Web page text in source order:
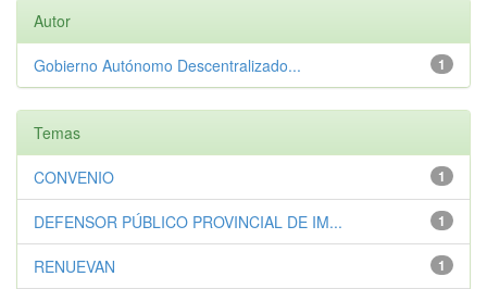
Autor
1
Gobierno Autónomo Descentralizado...
Temas
1
CONVENIO
1
DEFENSOR PÚBLICO PROVINCIAL DE IM...
1
RENUEVAN